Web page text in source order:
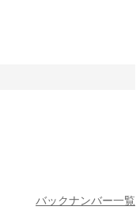
バックナンバー一覧